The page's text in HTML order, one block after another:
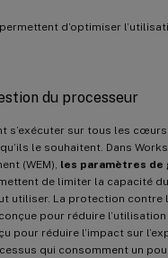
d’optimiser
du processeur
s’exécuter sur tous les
le souhaitent. Dans
(WEM), les paramètres de
de limiter la capacité
utiliser. La protection contre
pour réduire
pour réduire l’impact sur
qui consomment un